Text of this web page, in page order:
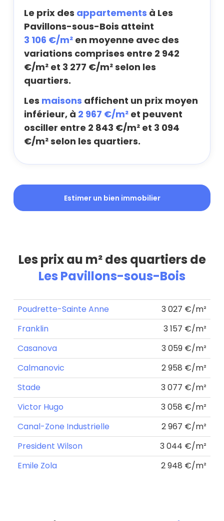
Le prix des appartements à Les
Pavillons-sous-Bois atteint
3 106 €/m² en moyenne avec des
variations comprises entre 2 942
€/m² et 3 277 €/m² selon les
quartiers.
Les maisons affichent un prix moyen
inférieur, à 2 967 €/m² et peuvent
osciller entre 2 843 €/m² et 3 094
€/m² selon les quartiers.
Estimer un bien immobilier
Les prix au m² des quartiers de
Les Pavillons-sous-Bois
Poudrette-Sainte Anne
3 027 €/m²
Franklin
3 157 €/m²
Casanova
3 059 €/m²
Calmanovic
2 958 €/m²
Stade
3 077 €/m²
Victor Hugo
3 058 €/m²
Canal-Zone Industrielle
2 967 €/m²
President Wilson
3 044 €/m²
Emile Zola
2 948 €/m²